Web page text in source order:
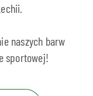
naszych barw
sportowej!